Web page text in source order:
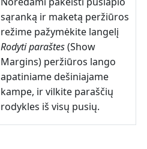
sąranką ir maketą peržiūros
režime pažymėkite langelį
Rodyti paraštes(Show
Margins) peržiūros lango
apatiniame dešiniajame
kampe, ir vilkite paraščių
rodykles iš visų pusių.